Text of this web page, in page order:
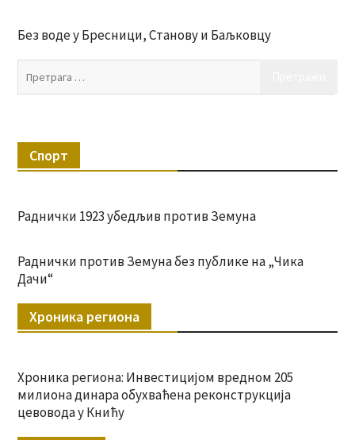
Без воде у Бресници, Станову и Баљковцу
Спорт
Раднички 1923 убедљив против Земуна
Раднички против Земуна без публике на „Чика
Дачи“
Хроника региона
Хроника региона: Инвестицијом вредном 205
милиона динара обухваћена реконструкција
цевовода у Книћу